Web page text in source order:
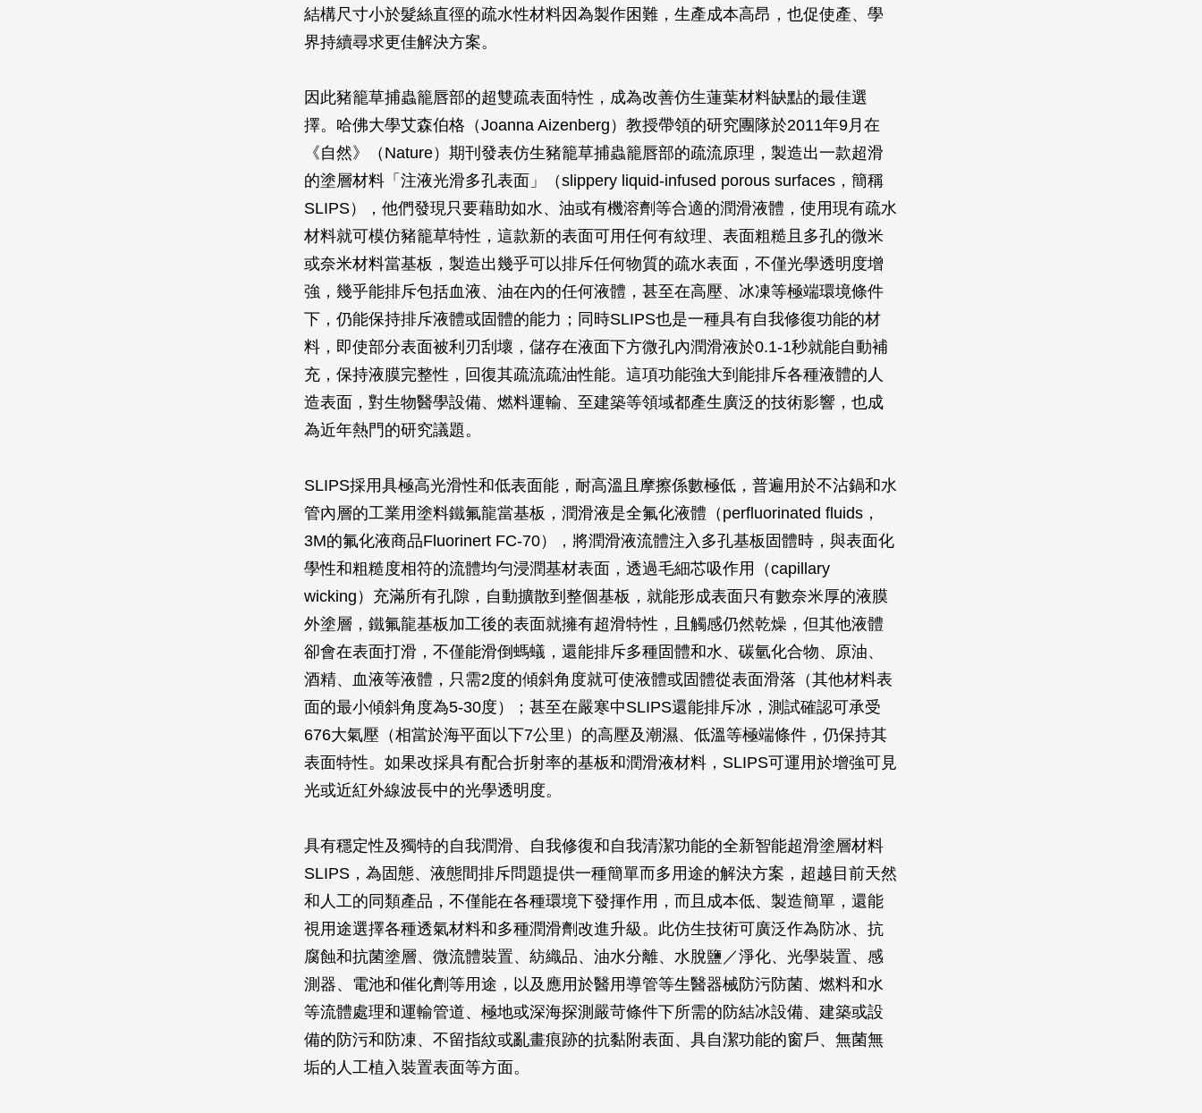
結構尺寸小於髮絲直徑的疏水性材料因為製作困難，生產成本高昂，也促使產、學
界持續尋求更佳解決方案。
因此豬籠草捕蟲籠唇部的超雙疏表面特性，成為改善仿生蓮葉材料缺點的最佳選
擇。哈佛大學艾森伯格（Joanna Aizenberg）教授帶領的研究團隊於2011年9月在
《自然》（Nature）期刊發表仿生豬籠草捕蟲籠唇部的疏流原理，製造出一款超滑
的塗層材料「注液光滑多孔表面」（slippery liquid-infused porous surfaces，簡稱
SLIPS），他們發現只要藉助如水、油或有機溶劑等合適的潤滑液體，使用現有疏水
材料就可模仿豬籠草特性，這款新的表面可用任何有紋理、表面粗糙且多孔的微米
或奈米材料當基板，製造出幾乎可以排斥任何物質的疏水表面，不僅光學透明度增
強，幾乎能排斥包括血液、油在內的任何液體，甚至在高壓、冰凍等極端環境條件
下，仍能保持排斥液體或固體的能力；同時SLIPS也是一種具有自我修復功能的材
料，即使部分表面被利刃刮壞，儲存在液面下方微孔內潤滑液於0.1-1秒就能自動補
充，保持液膜完整性，回復其疏流疏油性能。這項功能強大到能排斥各種液體的人
造表面，對生物醫學設備、燃料運輸、至建築等領域都產生廣泛的技術影響，也成
為近年熱門的研究議題。
SLIPS採用具極高光滑性和低表面能，耐高溫且摩擦係數極低，普遍用於不沾鍋和水
管內層的工業用塗料鐵氟龍當基板，潤滑液是全氟化液體（perfluorinated fluids，
3M的氟化液商品Fluorinert FC-70），將潤滑液流體注入多孔基板固體時，與表面化
學性和粗糙度相符的流體均勻浸潤基材表面，透過毛細芯吸作用（capillary
wicking）充滿所有孔隙，自動擴散到整個基板，就能形成表面只有數奈米厚的液膜
外塗層，鐵氟龍基板加工後的表面就擁有超滑特性，且觸感仍然乾燥，但其他液體
卻會在表面打滑，不僅能滑倒螞蟻，還能排斥多種固體和水、碳氫化合物、原油、
酒精、血液等液體，只需2度的傾斜角度就可使液體或固體從表面滑落（其他材料表
面的最小傾斜角度為5-30度）；甚至在嚴寒中SLIPS還能排斥冰，測試確認可承受
676大氣壓（相當於海平面以下7公里）的高壓及潮濕、低溫等極端條件，仍保持其
表面特性。如果改採具有配合折射率的基板和潤滑液材料，SLIPS可運用於增強可見
光或近紅外線波長中的光學透明度。
具有穩定性及獨特的自我潤滑、自我修復和自我清潔功能的全新智能超滑塗層材料
SLIPS，為固態、液態間排斥問題提供一種簡單而多用途的解決方案，超越目前天然
和人工的同類產品，不僅能在各種環境下發揮作用，而且成本低、製造簡單，還能
視用途選擇各種透氣材料和多種潤滑劑改進升級。此仿生技術可廣泛作為防冰、抗
腐蝕和抗菌塗層、微流體裝置、紡織品、油水分離、水脫鹽／淨化、光學裝置、感
測器、電池和催化劑等用途，以及應用於醫用導管等生醫器械防污防菌、燃料和水
等流體處理和運輸管道、極地或深海探測嚴苛條件下所需的防結冰設備、建築或設
備的防污和防凍、不留指紋或亂畫痕跡的抗黏附表面、具自潔功能的窗戶、無菌無
垢的人工植入裝置表面等方面。